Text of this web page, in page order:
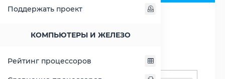
Поддержать проект
КОМПЬЮТЕРЫ И ЖЕЛЕЗО
Рейтинг процессоров